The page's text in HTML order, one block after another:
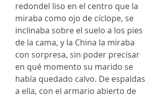
redondel liso en el centro que la
miraba como ojo de cíclope, se
inclinaba sobre el suelo a los pies
de la cama, y la China la miraba
con sorpresa, sin poder precisar
en qué momento su marido se
había quedado calvo. De espaldas
a ella, con el armario abierto de